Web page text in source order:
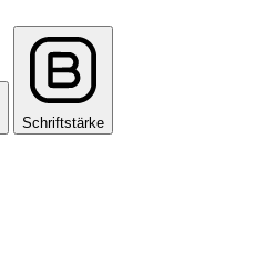
Schriftstärke